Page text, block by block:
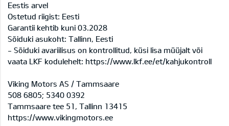
Eestis arvel
Ostetud riigist: Eesti
Garantii kehtib kuni 03.2028
Sõiduki asukoht: Tallinn, Eesti
- Sõiduki avariilisus on kontrollitud, küsi lisa müüjalt või
vaata LKF kodulehelt: https://www.lkf.ee/et/kahjukontroll
Viking Motors AS / Tammsaare
508 6805; 5340 0392
Tammsaare tee 51, Tallinn 13415
https://www.vikingmotors.ee